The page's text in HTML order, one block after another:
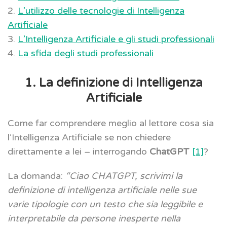
2. L’utilizzo delle tecnologie di Intelligenza
Artificiale
3. L’Intelligenza Artificiale e gli studi professionali
4. La sfida degli studi professionali
1. La definizione di Intelligenza
Artificiale
Come far comprendere meglio al lettore cosa sia
l’Intelligenza Artificiale se non chiedere
direttamente a lei – interrogando ChatGPT [1]?
La domanda: “Ciao CHATGPT, scrivimi la
definizione di intelligenza artificiale nelle sue
varie tipologie con un testo che sia leggibile e
interpretabile da persone inesperte nella